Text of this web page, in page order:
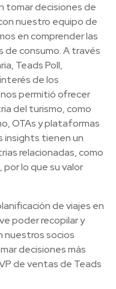
tomar decisiones de
nuestro equipo de
en comprender las
de consumo. A través
Teads Poll,
de los
permitió ofrecer
del turismo, como
OTAs y plataformas
insights tienen un
relacionadas, como
lo que su valor
de viajes en
poder recopilar y
nuestros socios
decisiones más
de ventas de Teads